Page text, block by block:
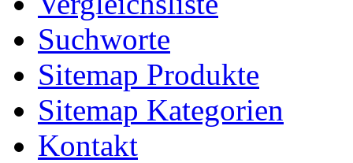
Suchworte
Sitemap Produkte
Sitemap Kategorien
Kontakt